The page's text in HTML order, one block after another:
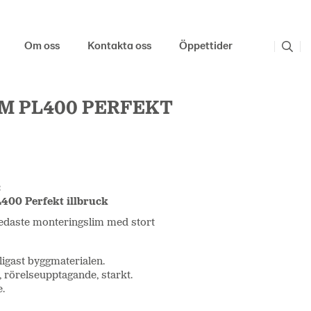
Om oss Kontakta oss Öppettider
PL400 PERFEKT
Perfekt illbruck
monteringslim med stort
byggmaterialen.
starkt.